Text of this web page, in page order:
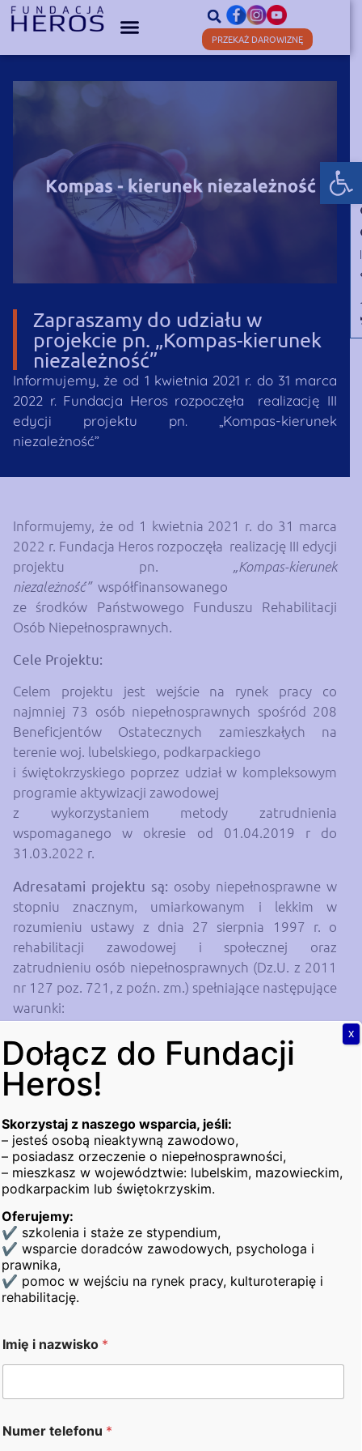
PRZEKAŻ DAROWIZNĘ
Zapraszamy do udziału w
projekcie pn. „Kompas-kierunek
niezależność”
Informujemy, że od 1 kwietnia 2021 r. do 31 marca
2022 r. Fundacja Heros rozpoczęła realizację III
edycji projektu pn. „Kompas-kierunek
niezależność”
Informujemy, że od 1 kwietnia 2021 r. do 31 marca
2022 r. Fundacja Heros rozpoczęła realizację III edycji
projektu pn. „Kompas-kierunek
niezależność” współfinansowanego
ze środków Państwowego Funduszu Rehabilitacji
Osób Niepełnosprawnych.
Cele Projektu:
Celem projektu jest wejście na rynek pracy co
najmniej 73 osób niepełnosprawnych spośród 208
Beneficjentów Ostatecznych zamieszkałych na
terenie woj. lubelskiego, podkarpackiego
i świętokrzyskiego poprzez udział w kompleksowym
programie aktywizacji zawodowej
z wykorzystaniem metody zatrudnienia
wspomaganego w okresie od 01.04.2019 r do
31.03.2022 r.
Adresatami projektu są: osoby niepełnosprawne w
stopniu znacznym, umiarkowanym i lekkim w
rozumieniu ustawy z dnia 27 sierpnia 1997 r. o
rehabilitacji zawodowej i społecznej oraz
zatrudnieniu osób niepełnosprawnych (Dz.U. z 2011
nr 127 poz. 721, z poźn. zm.) spełniające następujące
warunki:
osoby zamieszkujące na terenie woj.
lubelskiego, podkarpackiego lub
świętokrzyskiego w rozumieniu przepisów KC,
pozostające bez zatrudnienia, oraz osoby
zatrudnione z wykorzystaniem metody
zatrudnienie wspomaganego, a proces
wspomaganie został zakończony
w wieku aktywności zawodowej(tj. osoby, które
nie osiągnęły wieku emerytalnego),
W ramach projektu Uczestnicy będą mogli
skorzystać bezpłatnie
z następujących form wsparcia:
poradnictwo zawodowe wraz z powstaniem
poradnictwo psychologiczne,
szkolenia zawodowe i kursy podnoszące
staże zawodowe,
Dołącz do Fundacji
Heros!
Skorzystaj z naszego wsparcia, jeśli:
– jesteś osobą nieaktywną zawodowo,
– posiadasz orzeczenie o niepełnosprawności,
– mieszkasz w województwie: lubelskim, mazowieckim,
podkarpackim lub świętokrzyskim.
Oferujemy:
✔ szkolenia i staże ze stypendium,
✔ wsparcie doradców zawodowych, psychologa i
prawnika,
✔ pomoc w wejściu na rynek pracy, kulturoterapię i
rehabilitację.
a
z
i
k
o
Imię i nazwisko *
Numer telefonu *
X